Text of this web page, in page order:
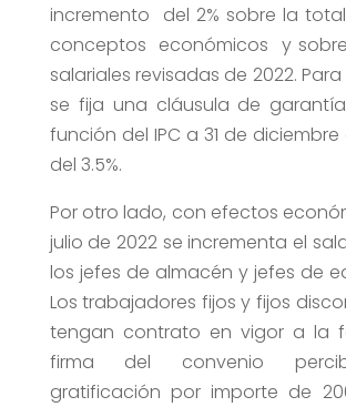
incremento del 2% sobre la
conceptos económicos y
salariales revisadas de 2022.
se fija una cláusula de
función del IPC a 31 de
del 3.5%.
Por otro lado, con efectos
julio de 2022 se incrementa el
los jefes de almacén y jefes de
Los trabajadores fijos y fijos
tengan contrato en vigor a la
firma del convenio
gratificación por importe de